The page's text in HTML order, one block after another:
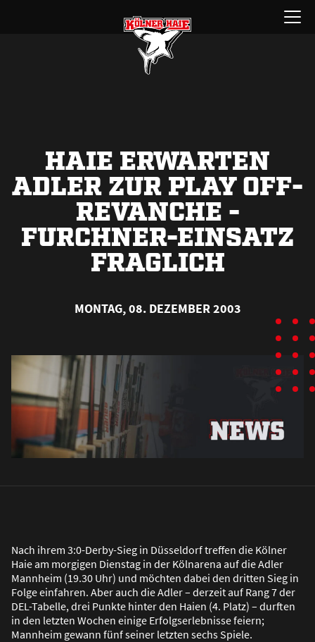
Menü
öffnen
HAIE ERWARTEN
ADLER ZUR PLAY OFF-
REVANCHE -
FURCHNER-EINSATZ
FRAGLICH
MONTAG, 08. DEZEMBER 2003
Nach ihrem 3:0-Derby-Sieg in Düsseldorf treffen die Kölner
Haie am morgigen Dienstag in der Kölnarena auf die Adler
Mannheim (19.30 Uhr) und möchten dabei den dritten Sieg in
Folge einfahren. Aber auch die Adler – derzeit auf Rang 7 der
DEL-Tabelle, drei Punkte hinter den Haien (4. Platz) – durften
in den letzten Wochen einige Erfolgserlebnisse feiern;
Mannheim gewann fünf seiner letzten sechs Spiele.